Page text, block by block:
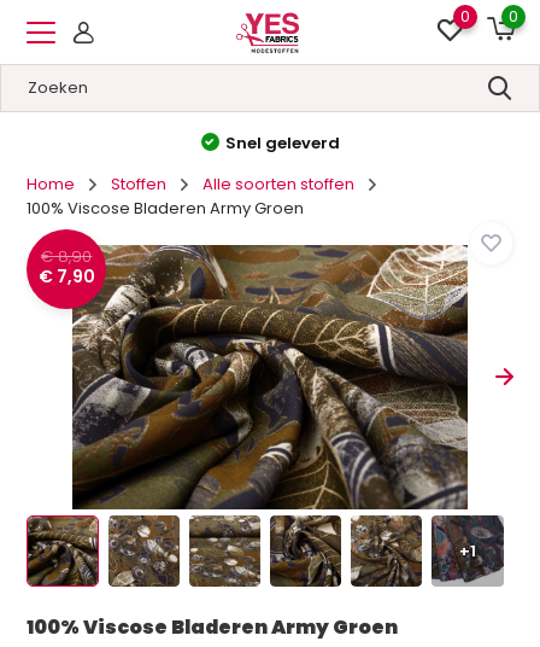
0 0
Hoge kwaliteit&Lage prijzen
Home
Stoffen
Alle soorten stoffen
100% Viscose Bladeren Army Groen
€ 8,90
€ 7,90
+1
100% Viscose Bladeren Army Groen